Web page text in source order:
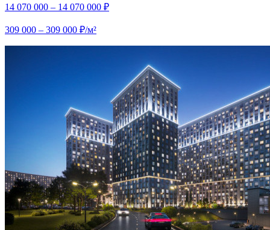
14 070 000 – 14 070 000 ₽
309 000 – 309 000 ₽/м²